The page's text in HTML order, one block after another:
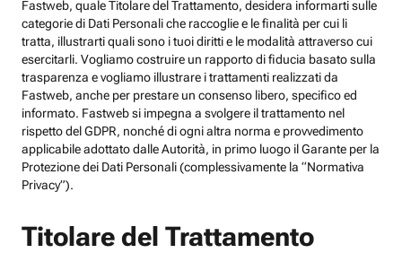
Fastweb, quale Titolare del Trattamento, desidera informarti sulle
categorie di Dati Personali che raccoglie e le finalità per cui li
tratta, illustrarti quali sono i tuoi diritti e le modalità attraverso cui
esercitarli. Vogliamo costruire un rapporto di fiducia basato sulla
trasparenza e vogliamo illustrare i trattamenti realizzati da
Fastweb, anche per prestare un consenso libero, specifico ed
informato. Fastweb si impegna a svolgere il trattamento nel
rispetto del GDPR, nonché di ogni altra norma e provvedimento
applicabile adottato dalle Autorità, in primo luogo il Garante per la
Protezione dei Dati Personali (complessivamente la “Normativa
Privacy”).
Titolare del Trattamento